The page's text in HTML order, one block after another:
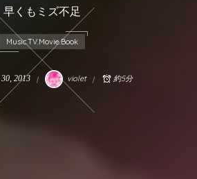
早くもミズ不足
Music.TV.Movie.Book
30,2013 violet 約5分